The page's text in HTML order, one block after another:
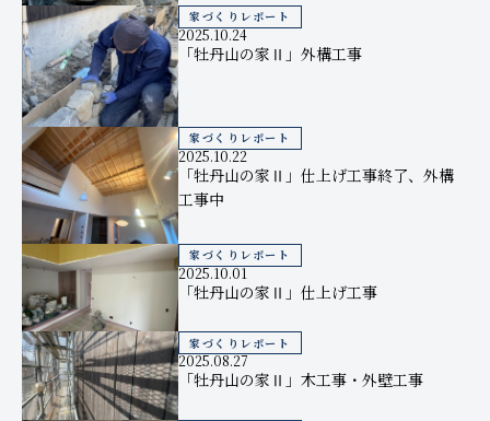
家づくりレポート
2025.10.24
「牡丹山の家Ⅱ」外構工事
家づくりレポート
2025.10.22
「牡丹山の家Ⅱ」仕上げ工事終了、外構
工事中
家づくりレポート
2025.10.01
「牡丹山の家Ⅱ」仕上げ工事
家づくりレポート
2025.08.27
「牡丹山の家Ⅱ」木工事・外壁工事